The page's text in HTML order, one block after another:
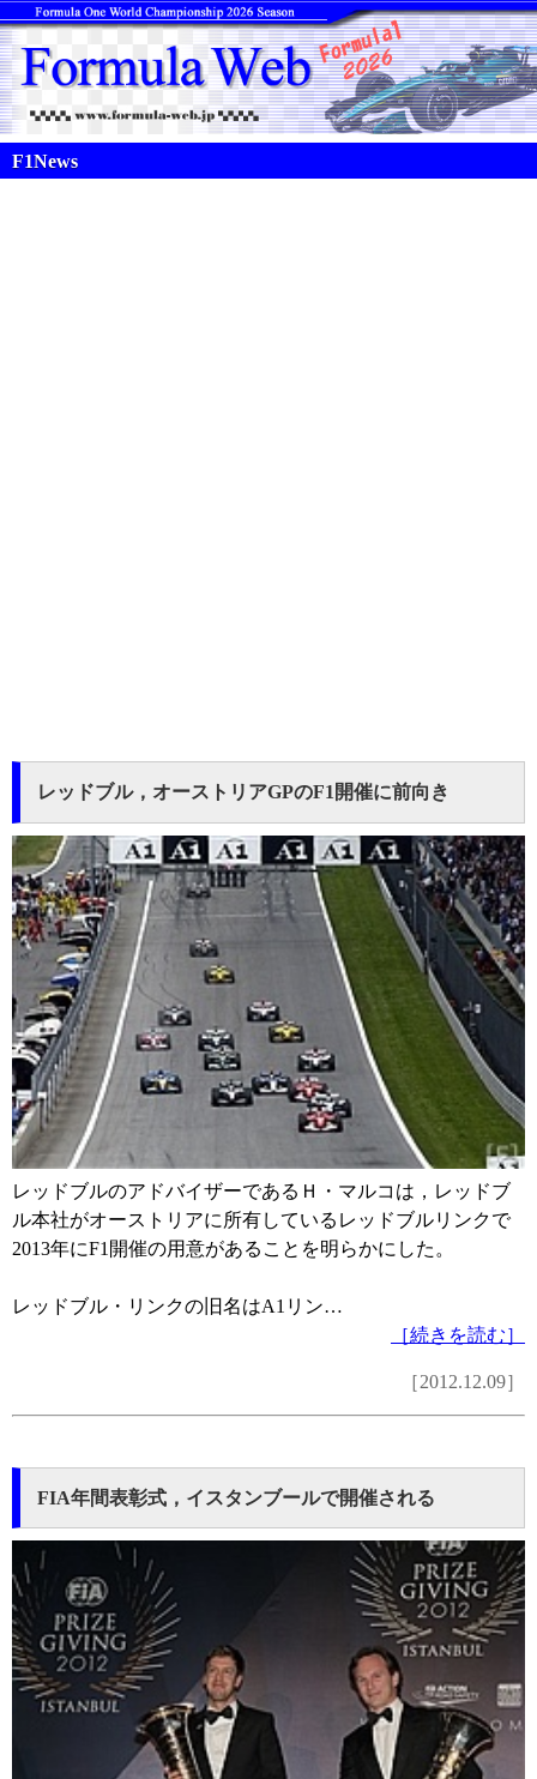
F1News
レッドブル，オーストリアGPのF1開催に前向き
レッドブルのアドバイザーであるＨ・マルコは，レッドブ
ル本社がオーストリアに所有しているレッドブルリンクで
2013年にF1開催の用意があることを明らかにした。
レッドブル・リンクの旧名はA1リン…
［続きを読む］
［2012.12.09］
FIA年間表彰式，イスタンブールで開催される